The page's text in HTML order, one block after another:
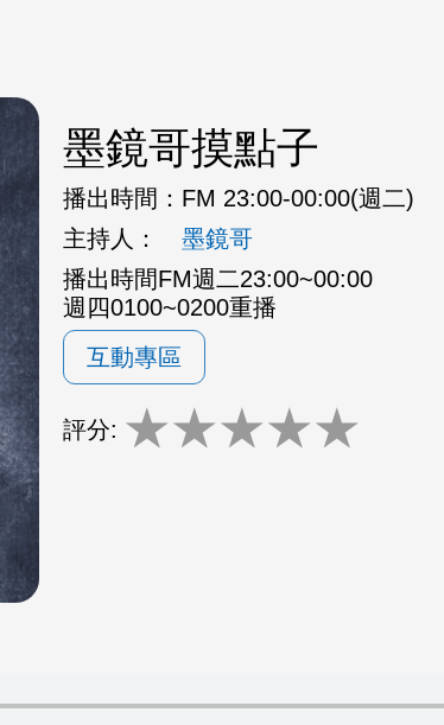
墨鏡哥摸點子
播出時間： FM 23:00-00:00(週二)
主持人：
墨鏡哥
播出時間FM週二23:00~00:00
週四0100~0200重播
互動專區
評分: ★★★★★